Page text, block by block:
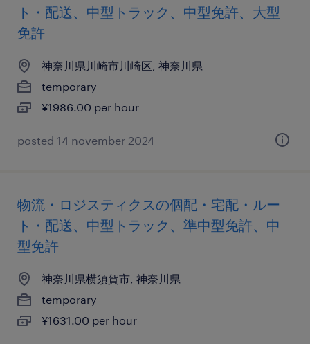
ト・配送、中型トラック、中型免許、大型
免許
神奈川県川崎市川崎区, 神奈川県
temporary
¥1986.00 per hour
posted 14 november 2024
物流・ロジスティクスの個配・宅配・ルー
ト・配送、中型トラック、準中型免許、中
型免許
神奈川県横須賀市, 神奈川県
temporary
¥1631.00 per hour